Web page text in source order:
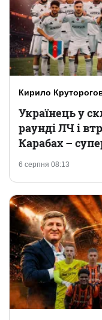
Кирило
6 серпня 08:13
Українець у
раунді ЛЧ і
Карабах –